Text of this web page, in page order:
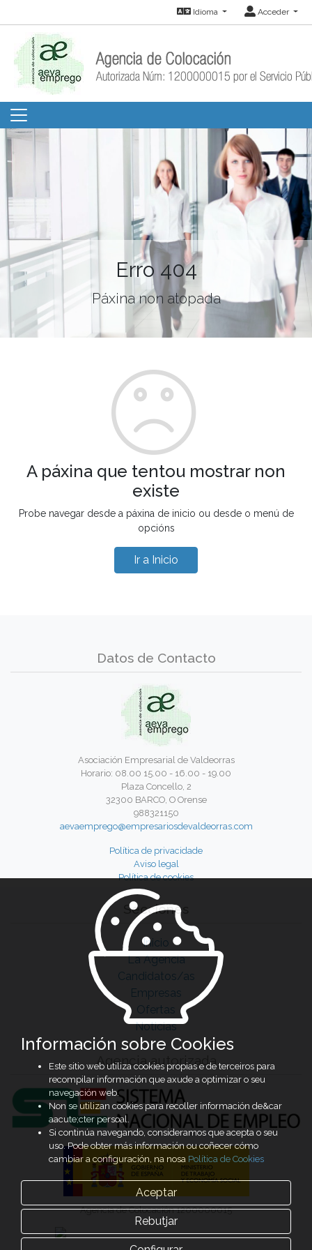
Idioma Acceder
Erro 404
Páxina non atopada
A páxina que tentou mostrar non
existe
Probe navegar desde a páxina de inicio ou desde o menú de
opcións
Ir a Inicio
Datos de Contacto
Asociación Empresarial de Valdeorras
Horario: 08.00 15.00 - 16.00 - 19.00
Plaza Concello, 2
32300 BARCO, O Orense
988321150
aevaemprego@empresariosdevaldeorras.com
Política de privacidade
Aviso legal
Política de cookies
Secciones
Inicio
La Agencia
Candidatos/as
Empresas
Ofertas
Noticias
Agencia autorizada
Agencia de Colocación 1200000015
Información sobre Cookies
Este sitio web utiliza cookies propias e de terceiros para
recompilar información que axude a optimizar o seu
navegación web.
Non se utilizan cookies para recoller información de&car
aacute;cter persoal.
Si continúa navegando, consideramos que acepta o seu
uso. Pode obter más información ou coñecer cómo
cambiar a configuración, na nosa Política de Cookies
Aceptar
Rebutjar